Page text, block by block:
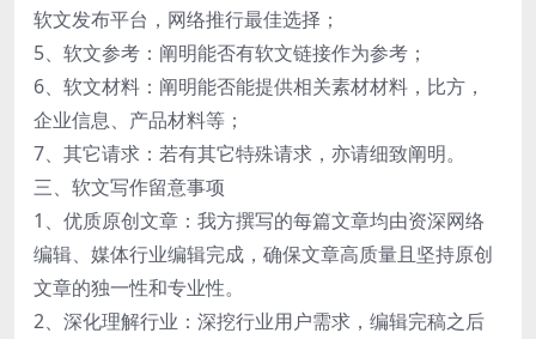
软文发布平台，网络推行最佳选择；
5、软文参考：阐明能否有软文链接作为参考；
6、软文材料：阐明能否能提供相关素材材料，比方，
企业信息、产品材料等；
7、其它请求：若有其它特殊请求，亦请细致阐明。
三、软文写作留意事项
1、优质原创文章：我方撰写的每篇文章均由资深网络
编辑、媒体行业编辑完成，确保文章高质量且坚持原创
文章的独一性和专业性。
2、深化理解行业：深挖行业用户需求，编辑完稿之后